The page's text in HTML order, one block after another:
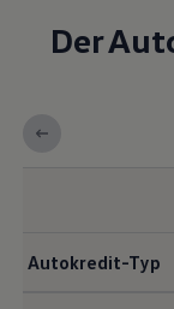
Der
Autokredit-Typ